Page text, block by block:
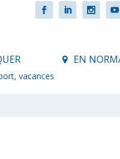
vacances
EN